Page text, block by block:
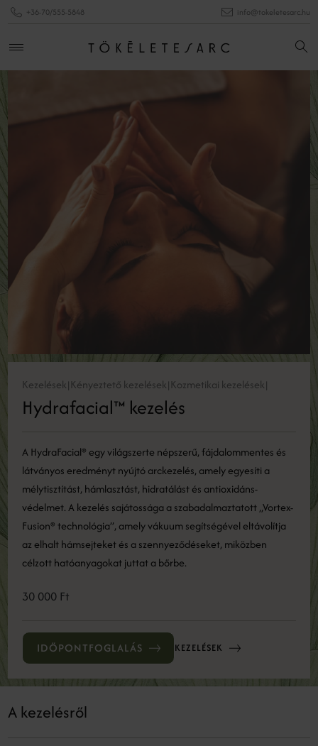
+36-70/555-5848 info@tokeletesarc.hu
Kezelések| Kényeztető kezelések| Kozmetikai kezelések|
Hydrafacial™ kezelés
A HydraFacial® egy világszerte népszerű, fájdalommentes és
látványos eredményt nyújtó arckezelés, amely egyesíti a
mélytisztítást, hámlasztást, hidratálást és antioxidáns-
védelmet. A kezelés sajátossága a szabadalmaztatott „Vortex-
Fusion® technológia”, amely vákuum segítségével eltávolítja
az elhalt hámsejteket és a szennyeződéseket, miközben
célzott hatóanyagokat juttat a bőrbe.
30 000 Ft
IDŐPONTFOGLALÁS KEZELÉSEK
A kezelésről